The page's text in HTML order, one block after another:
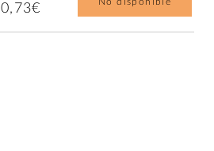
0,73€